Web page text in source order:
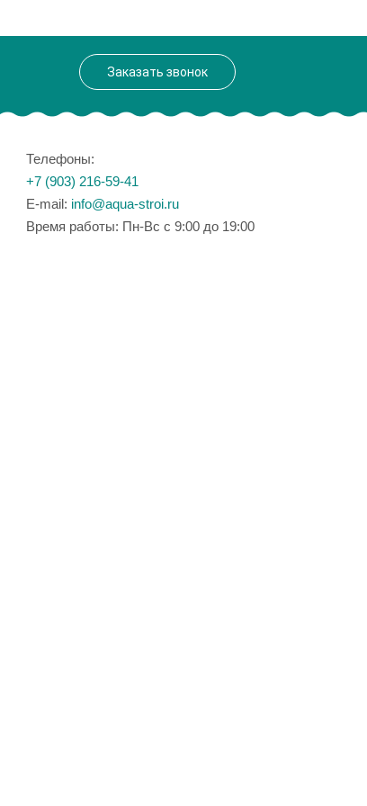
Заказать звонок
Телефоны:
+7 (903) 216-59-41
E-mail: info@aqua-stroi.ru
Время работы: Пн-Вс с 9:00 до 19:00